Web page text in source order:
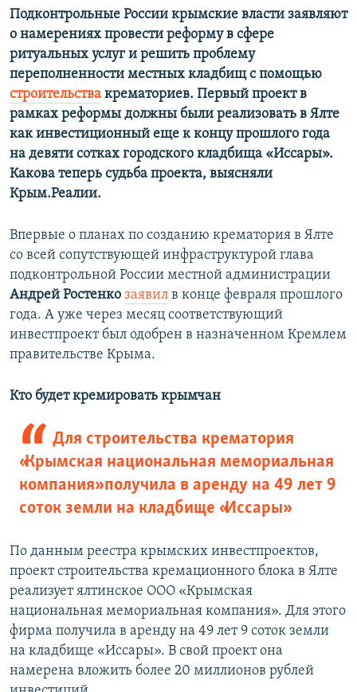
Подконтрольные России крымские власти заявляют
о намерениях провести реформу в сфере
ритуальных услуг и решить проблему
переполненности местных кладбищ с помощью
строительства крематориев. Первый проект в
рамках реформы должны были реализовать в Ялте
как инвестиционный еще к концу прошлого года
на девяти сотках городского кладбища «Иссары».
Какова теперь судьба проекта, выясняли
Крым.Реалии.
Впервые о планах по созданию крематория в Ялте
со всей сопутствующей инфраструктурой глава
подконтрольной России местной администрации
Андрей Ростенко заявил в конце февраля прошлого
года. А уже через месяц соответствующий
инвестпроект был одобрен в назначенном Кремлем
правительстве Крыма.
Кто будет кремировать крымчан
Для строительства крематория
«Крымская национальная мемориальная
компания» получила в аренду на 49 лет 9
соток земли на кладбище «Иссары»
По данным реестра крымских инвестпроектов,
проект строительства кремационного блока в Ялте
реализует ялтинское ООО «Крымская
национальная мемориальная компания». Для этого
фирма получила в аренду на 49 лет 9 соток земли
на кладбище «Иссары». В свой проект она
намерена вложить более 20 миллионов рублей